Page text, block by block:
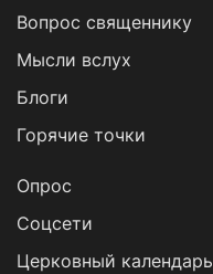
Вопрос священнику
Мысли вслух
Блоги
Горячие точки
Опрос
Cоцсети
Церковный календарь